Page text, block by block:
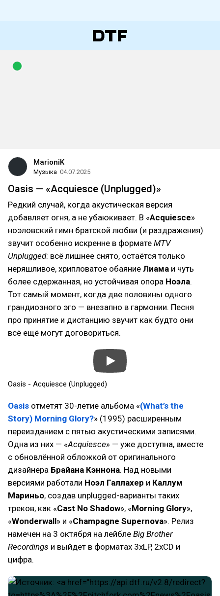
MarioniK
Музыка 04.07.2025
Oasis — «Acquiesce (Unplugged)»
Редкий случай, когда акустическая версия
добавляет огня, а не убаюкивает. В «Acquiesce»
ноэловский гимн братской любви (и раздражения)
звучит особенно искренне в формате MTV
Unplugged: всё лишнее снято, остаётся только
неряшливое, хрипловатое обаяние Лиама и чуть
более сдержанная, но устойчивая опора Ноэла.
Тот самый момент, когда две половины одного
грандиозного эго — внезапно в гармонии. Песня
про принятие и дистанцию звучит как будто они
всё ещё могут договориться.
Oasis - Acquiesce (Unplugged)
Oasis отметят 30-летие альбома «(What’s the
Story) Morning Glory?» (1995) расширенным
переизданием с пятью акустическими записями.
Одна из них — «Acquiesce» — уже доступна, вместе
с обновлённой обложкой от оригинального
дизайнера Брайана Кэннона. Над новыми
версиями работали Ноэл Галлахер и Каллум
Мариньо, создав unplugged-варианты таких
треков, как «Cast No Shadow», «Morning Glory»,
«Wonderwall» и «Champagne Supernova». Релиз
намечен на 3 октября на лейбле Big Brother
Recordings и выйдет в форматах 3xLP, 2xCD и
цифра.